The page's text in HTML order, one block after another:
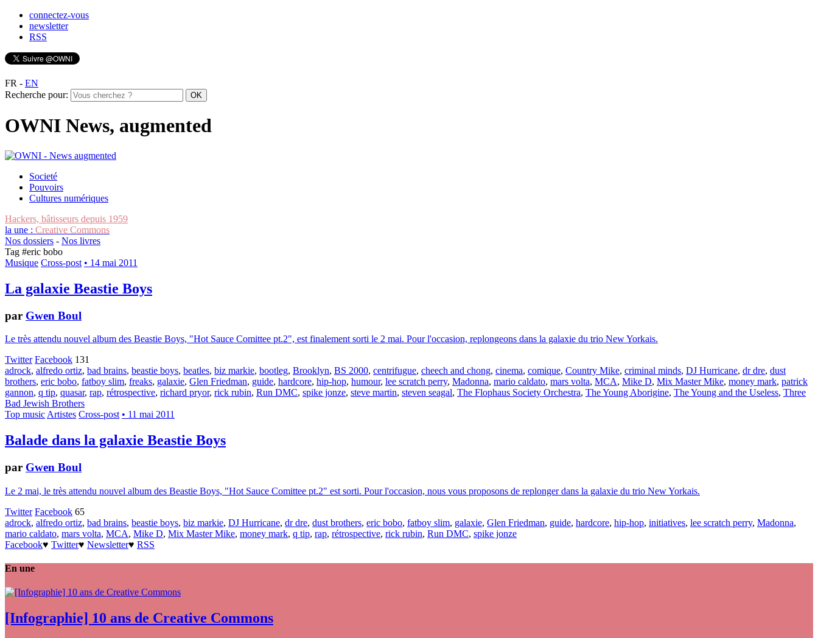
connectez-vous
newsletter
RSS
FR - EN
Recherche pour:
OWNI News, augmented
Societé
Pouvoirs
Cultures numériques
Hackers, bâtisseurs depuis 1959
la une : Creative Commons
Nos dossiers - Nos livres
Tag #eric bobo
Musique Cross-post • 14 mai 2011
La galaxie Beastie Boys
par Gwen Boul
Le très attendu nouvel album des Beastie Boys, "Hot Sauce Comittee pt.2", est finalement sorti le 2 mai. Pour l'occasion, replongeons dans la galaxie du trio New Yorkais.
Twitter Facebook 131
adrock, alfredo ortiz, bad brains, beastie boys, beatles, biz markie, bootleg, Brooklyn, BS 2000, centrifugue, cheech and chong, cinema, comique, Country Mike, criminal minds, DJ Hurricane, dr dre, dust
brothers, eric bobo, fatboy slim, freaks, galaxie, Glen Friedman, guide, hardcore, hip-hop, humour, lee scratch perry, Madonna, mario caldato, mars volta, MCA, Mike D, Mix Master Mike, money mark, patrick
gannon, q tip, quasar, rap, rétrospective, richard pryor, rick rubin, Run DMC, spike jonze, steve martin, steven seagal, The Flophaus Society Orchestra, The Young Aborigine, The Young and the Useless, Three
Bad Jewish Brothers
Top musicArtistes Cross-post • 11 mai 2011
Balade dans la galaxie Beastie Boys
par Gwen Boul
Le 2 mai, le très attendu nouvel album des Beastie Boys, "Hot Sauce Comittee pt.2" est sorti. Pour l'occasion, nous vous proposons de replonger dans la galaxie du trio New Yorkais.
Twitter Facebook 65
adrock, alfredo ortiz, bad brains, beastie boys, biz markie, DJ Hurricane, dr dre, dust brothers, eric bobo, fatboy slim, galaxie, Glen Friedman, guide, hardcore, hip-hop, initiatives, lee scratch perry, Madonna,
mario caldato, mars volta, MCA, Mike D, Mix Master Mike, money mark, q tip, rap, rétrospective, rick rubin, Run DMC, spike jonze
Facebook♥ Twitter♥ Newsletter♥ RSS
En une
[Infographie] 10 ans de Creative Commons